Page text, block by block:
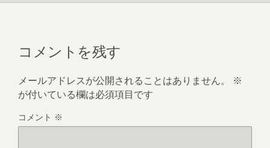
コメントを残す
メールアドレスが公開されることはありません。
※
が付いている欄は必須項目です
コメント ※